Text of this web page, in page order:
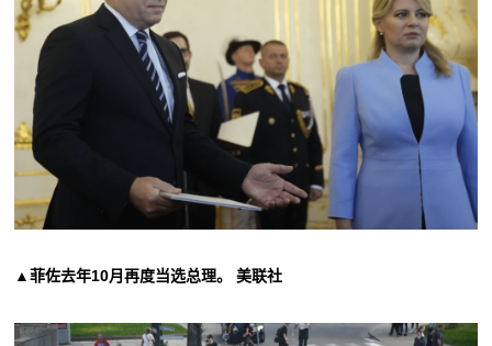
▲菲佐去年10月再度当选总理。 美联社